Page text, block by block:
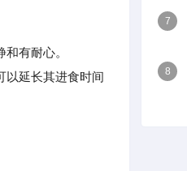
有耐心。
以延长其进食时间
7
8